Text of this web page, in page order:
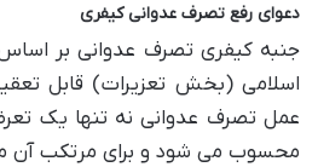
دعوای رفع تصرف عدوانی کیفری
اسلامی (بخش تعزیرات) قابل
عمل تصرف عدوانی نه تنها یک
محسوب می شود و برای مرتکب آن